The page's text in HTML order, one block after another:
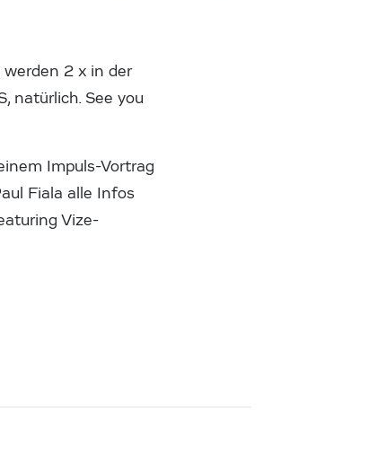
2 x in der
natürlich. See you
Impuls-Vortrag
Fiala alle Infos
Vize-